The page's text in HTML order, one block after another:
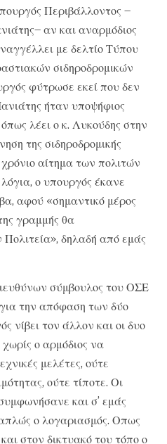
Περιβάλλοντος –
αν και αναρμόδιος
με δελτίο Τύπου
σιδηροδρομικών
φύτρωσε εκεί που δεν
ήταν υποψήφιος
λέει ο κ. Λυκούδης στην
της σιδηροδρομικής
αίτημα των πολιτών
ο υπουργός έκανε
αφού «σημαντικό μέρος
γραμμής θα
δηλαδή από εμάς
σύμβουλος του ΟΣΕ
την απόφαση των δύο
νίβει τον άλλον και οι δυο
ο αρμόδιος να
μελέτες, ούτε
ούτε τίποτε. Οι
και σ’ εμάς
ο λογαριασμός. Οπως
στον δικτυακό του τόπο ο